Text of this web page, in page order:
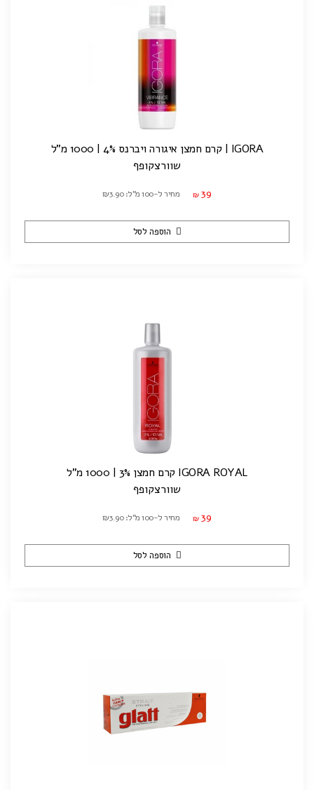
IGORA | קרם חמצן איגורה ויברנס 4% | 1000 מ"ל
שוורצקופף
₪ 39 מחיר ל-100 מ"ל: ₪3.90
הוספה לסל
IGORA ROYAL קרם חמצן 3% | 1000 מ"ל
שוורצקופף
₪ 39 מחיר ל-100 מ"ל: ₪3.90
הוספה לסל